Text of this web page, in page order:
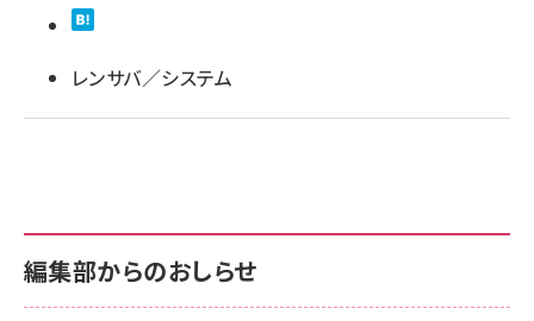
レンサバ／システム
編集部からのおしらせ